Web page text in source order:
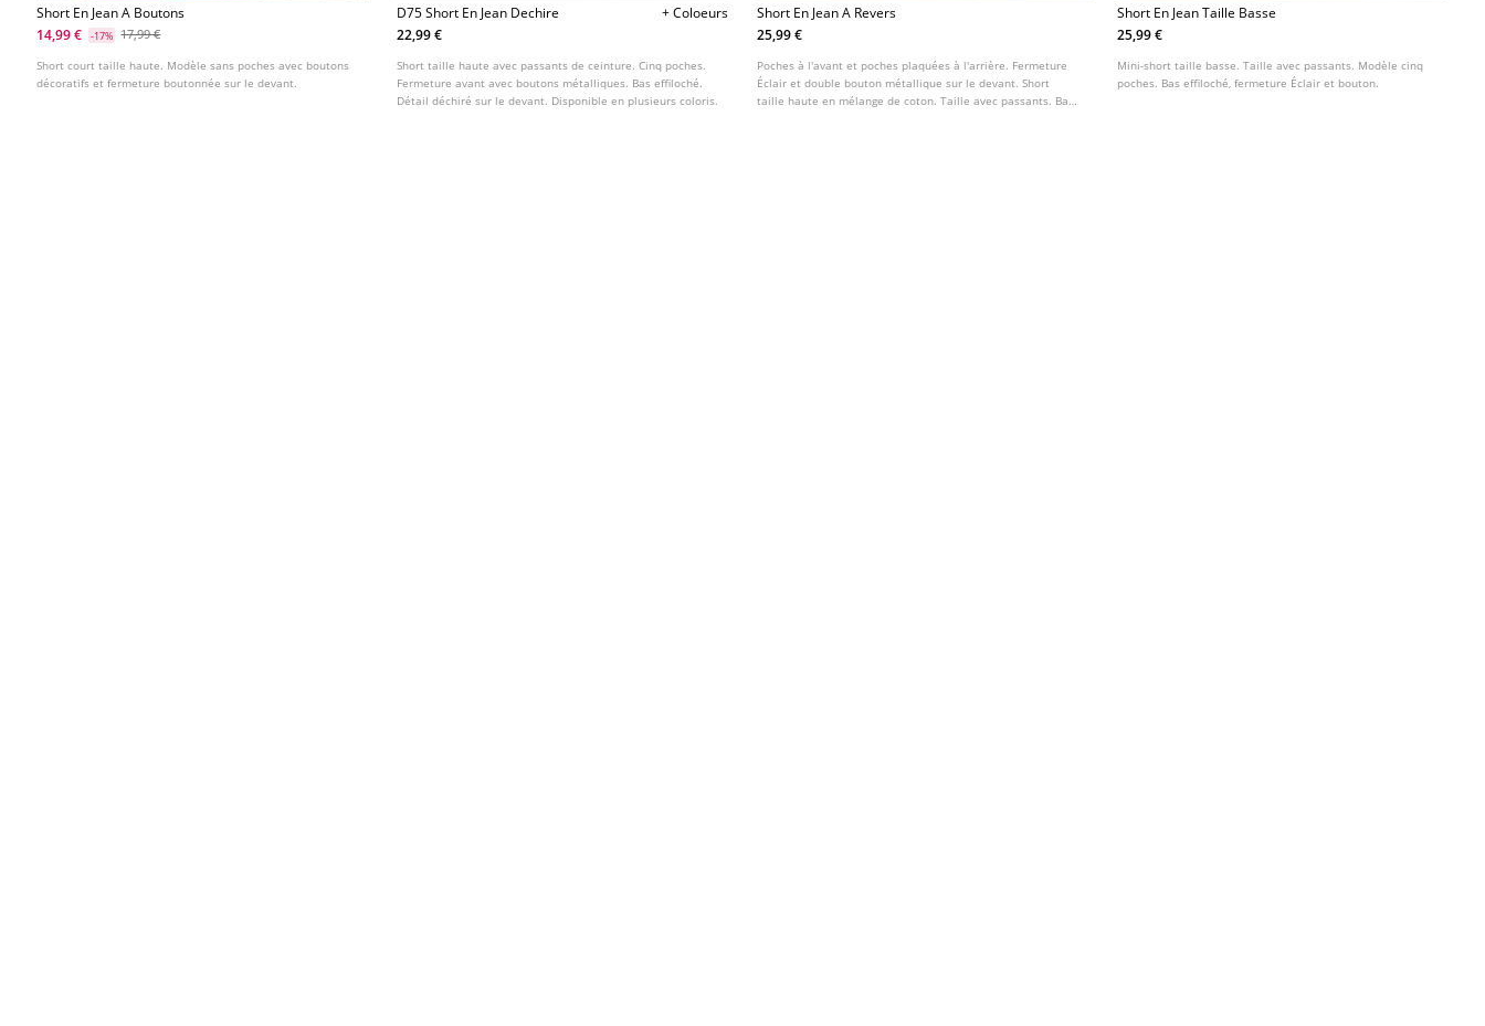
Short En Jean A Boutons
14,99 €
-17% 17,99 €
Short court taille haute. Modèle sans poches avec boutons
décoratifs et fermeture boutonnée sur le devant.
D75 Short En Jean Dechire
+ Coloeurs
22,99 €
Short taille haute avec passants de ceinture. Cinq poches.
Fermeture avant avec boutons métalliques. Bas effiloché.
Détail déchiré sur le devant. Disponible en plusieurs coloris.
Short En Jean A Revers
25,99 €
Poches à l'avant et poches plaquées à l'arrière. Fermeture
Éclair et double bouton métallique sur le devant. Short
taille haute en mélange de coton. Taille avec passants. Bas
Short En Jean Taille Basse
25,99 €
Mini-short taille basse. Taille avec passants. Modèle cinq
poches. Bas effiloché, fermeture Éclair et bouton.